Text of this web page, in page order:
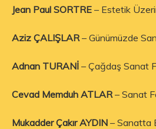
Jean Paul SORTRE– Estetik
Aziz ÇALIŞLAR– Günümüzde
Adnan TURANİ– Çağdaş Sanat
Cevad Memduh ATLAR– Sanat
Mukadder Çakır AYDIN– Sanatta